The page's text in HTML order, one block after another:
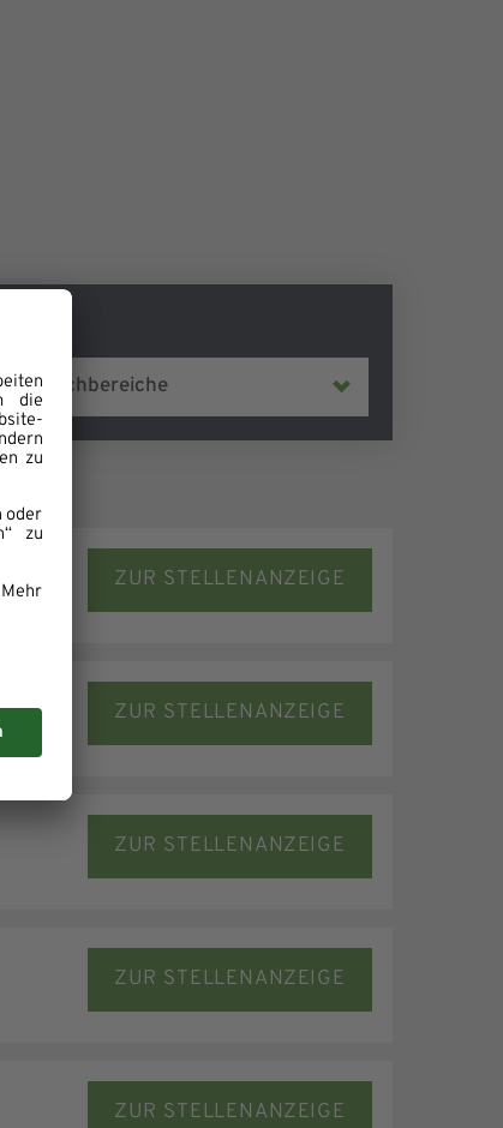
ZUR STELLENANZEIGE
ZUR STELLENANZEIGE
ZUR STELLENANZEIGE
ZUR STELLENANZEIGE
ZUR STELLENANZEIGE